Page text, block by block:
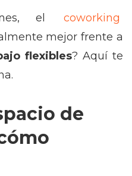
el
coworking
mejor frente a
flexibles? Aquí te
de